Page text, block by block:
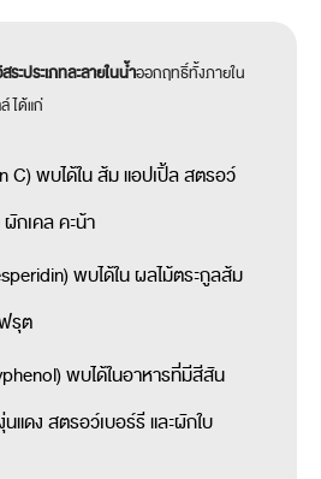
ะประเภทละลายในน้ำออกฤทธิ์ทั้งภายใน
ได้แก่
พบได้ใน ส้ม แอปเปิ้ล สตรอว์
กเคล คะน้า
พบได้ใน ผลไม้ตระกูลส้ม
รุต
พบได้ในอาหารที่มีสีสัน
แดง สตรอว์เบอร์รี และผักใบ